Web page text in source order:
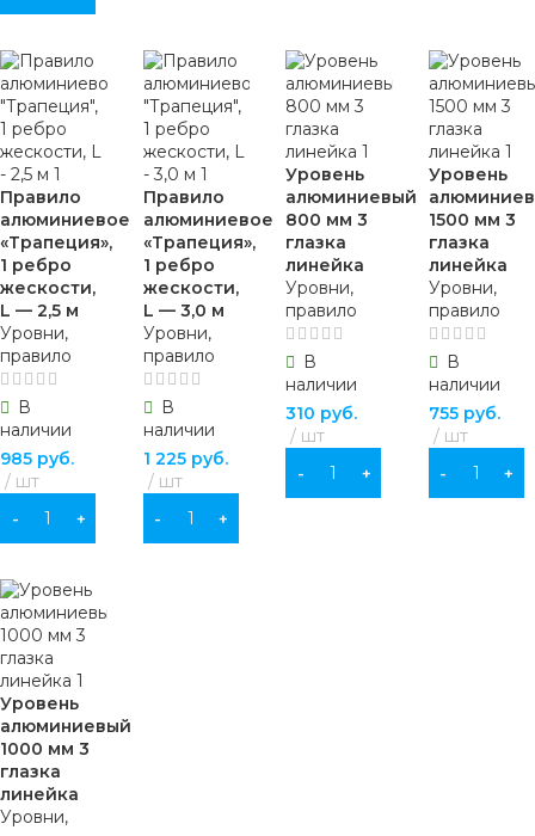
Правило
алюминиевое
«Трапеция»,
1 ребро
жескости,
L — 2,5 м
Уровни,
правило
В
наличии
985 руб.
шт
В КОРЗИНУ
Правило
алюминиевое
«Трапеция»,
1 ребро
жескости,
L — 3,0 м
Уровни,
правило
В
наличии
1 225руб.
шт
В КОРЗИНУ
Уровень
алюминиевый
800 мм 3
глазка
линейка
Уровни,
правило
В
наличии
310 руб.
шт
В КОРЗИНУ
Уровень
1500 мм 3
глазка
линейка
Уровни,
правило
В
наличии
755руб.
шт
В КОРЗИНУ
Уровень
алюминиевый
1000 мм 3
глазка
линейка
Уровни,